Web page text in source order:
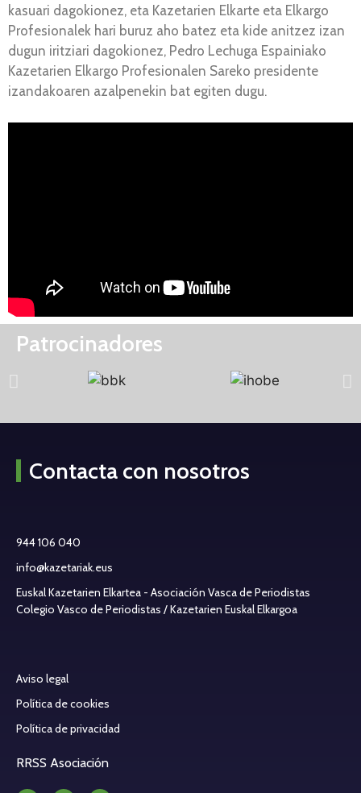
kasuari dagokionez, eta Kazetarien Elkarte eta Elkargo
Profesionalek hari buruz aho batez eta kide anitzez izan
dugun iritziari dagokionez, Pedro Lechuga Espainiako
Kazetarien Elkargo Profesionalen Sareko presidente
izandakoaren azalpenekin bat egiten dugu.
Patrocinadores
Contacta con nosotros
944 106 040
info@kazetariak.eus
Euskal Kazetarien Elkartea - Asociación Vasca de Periodistas
Colegio Vasco de Periodistas / Kazetarien Euskal Elkargoa
Aviso legal
Política de cookies
Política de privacidad
RRSS Asociación